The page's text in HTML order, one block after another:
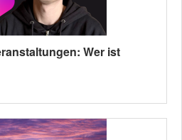
Wer ist